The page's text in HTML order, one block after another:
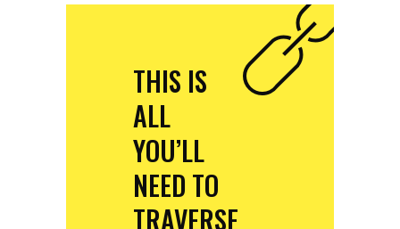
THIS IS
ALL
YOU’LL
NEED TO
TRAVERSE